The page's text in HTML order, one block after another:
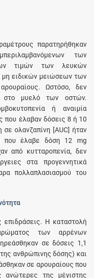
παρατηρήθηκαν
των
τιμών των λευκών
μη ειδικών μειώσεων των
Ωστόσο, δεν
στο μυελό των οστών.
ή αναιμία
που έλαβαν δόσεις 8 ή 10
ολανζαπίνη [AUC] ήταν
που έλαβε δόση 12 mg
από κυτταροπενία, δεν
στα προγεννητικά
πολλαπλασιασμού του
επιδράσεις. H καταστολή
των αρρένων
σε δόσεις 1,1
ανθρώπινης δόσης) και
σε αρουραίους που
της μέγιστης